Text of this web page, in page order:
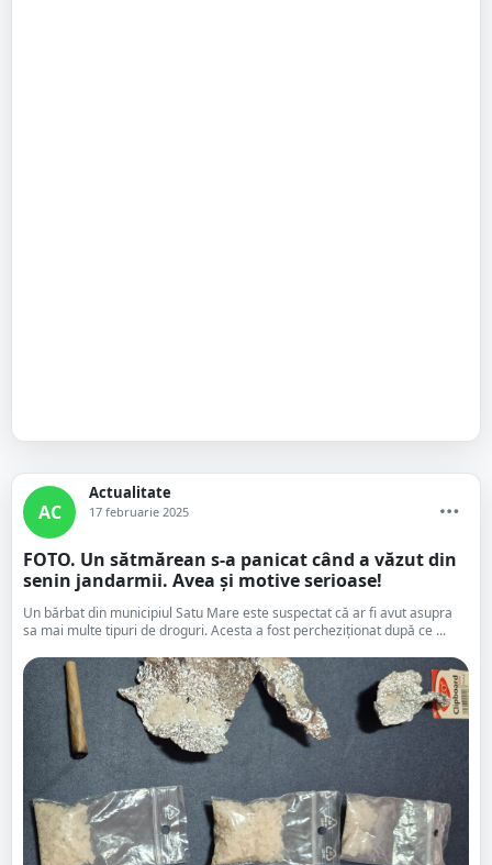
AC
Actualitate
17 februarie 2025
FOTO. Un sătmărean s-a panicat când a văzut din
senin jandarmii. Avea și motive serioase!
Un bărbat din municipiul Satu Mare este suspectat că ar fi avut asupra
sa mai multe tipuri de droguri. Acesta a fost percheziționat după ce ...